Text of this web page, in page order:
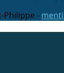
Philippe -